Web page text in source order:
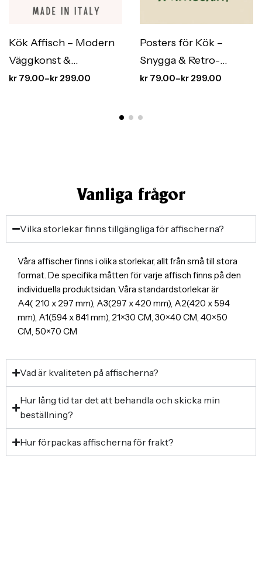
Kök Affisch – Modern
Väggkonst &
Köksinredning med
kr 79.00–kr 299.00
Posters för Kök –
Snygga & Retro-
Inspirerade Kökstavlor
kr 79.00–kr 299.00
Vanliga frågor
Vilka storlekar finns tillgängliga för affischerna?
Våra affischer finns i olika storlekar, allt från små till stora
format. De specifika måtten för varje affisch finns på den
individuella produktsidan. Våra standardstorlekar är
A4( 210 x 297 mm), A3(297 x 420 mm), A2(420 x 594
mm), A1(594 x 841 mm), 21×30 CM, 30×40 CM, 40×50
CM, 50×70 CM
Vad är kvaliteten på affischerna?
Hur lång tid tar det att behandla och skicka min
beställning?
Hur förpackas affischerna för frakt?